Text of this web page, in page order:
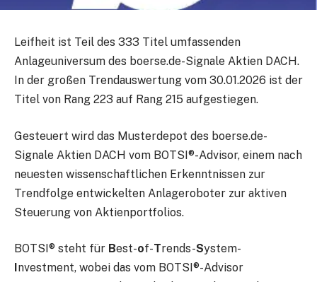
Leifheit ist Teil des 333 Titel umfassenden
Anlageuniversum des boerse.de-Signale Aktien DACH.
In der großen Trendauswertung vom 30.01.2026 ist der
Titel von Rang 223 auf Rang 215 aufgestiegen.
Gesteuert wird das Musterdepot des boerse.de-
Signale Aktien DACH vom BOTSI®-Advisor, einem nach
neuesten wissenschaftlichen Erkenntnissen zur
Trendfolge entwickelten Anlageroboter zur aktiven
Steuerung von Aktienportfolios.
BOTSI® steht für Best-of-Trends-System-
nvestment, wobei das vom BOTSI®-Advisor